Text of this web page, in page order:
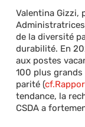
Valentina Gizzi,
de la diversité
durabilité. En
aux postes
100 plus
parité (
tendance, la
CSDA a